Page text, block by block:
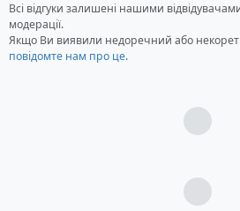
Всі відгуки залишені нашими
модерації.
Якщо Ви виявили недоречний або
повідомте нам про це.